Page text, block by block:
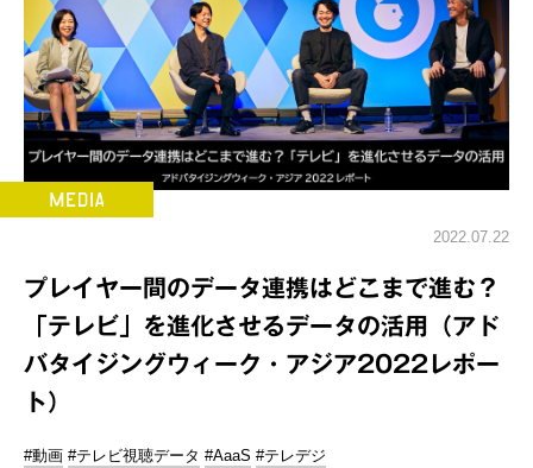
2022.07.22
プレイヤー間のデータ連携はどこまで進む？
「テレビ」を進化させるデータの活用（アド
バタイジングウィーク・アジア2022レポー
ト）
#動画 #テレビ視聴データ #AaaS #テレデジ